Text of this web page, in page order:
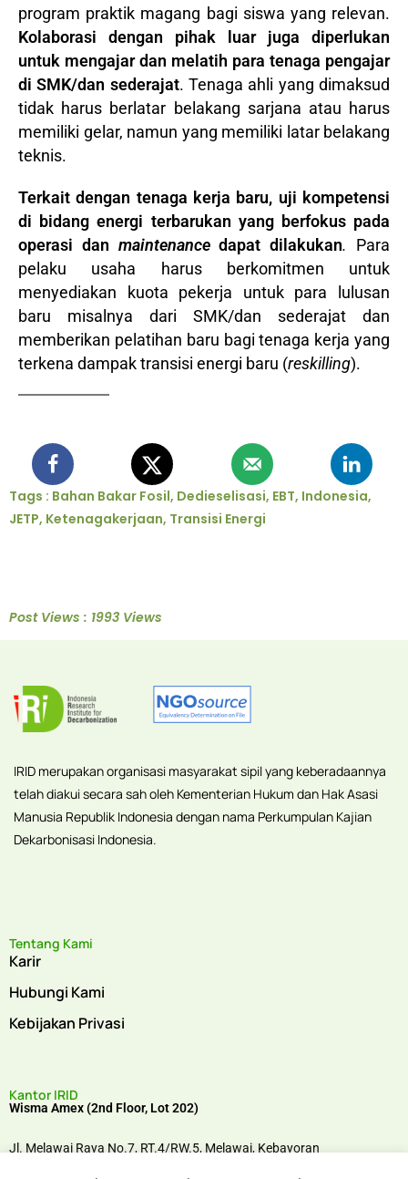
program praktik magang bagi siswa yang relevan.
Kolaborasi dengan pihak luar juga diperlukan
untuk mengajar dan melatih para tenaga pengajar
di SMK/dan sederajat. Tenaga ahli yang dimaksud
tidak harus berlatar belakang sarjana atau harus
memiliki gelar, namun yang memiliki latar belakang
teknis.
Terkait dengan tenaga kerja baru, uji kompetensi
di bidang energi terbarukan yang berfokus pada
operasi dan maintenancedapat dilakukan. Para
pelaku usaha harus berkomitmen untuk
menyediakan kuota pekerja untuk para lulusan
baru misalnya dari SMK/dan sederajat dan
memberikan pelatihan baru bagi tenaga kerja yang
terkena dampak transisi energi baru (reskilling).
Tags : Bahan Bakar Fosil, Dedieselisasi, EBT, Indonesia,
JETP, Ketenagakerjaan, Transisi Energi
Post Views : 1993 Views
IRID merupakan organisasi masyarakat sipil yang keberadaannya
telah diakui secara sah oleh Kementerian Hukum dan Hak Asasi
Manusia Republik Indonesia dengan nama Perkumpulan Kajian
Dekarbonisasi Indonesia.
Tentang Kami
Karir
Hubungi Kami
Kebijakan Privasi
Kantor IRID
Wisma Amex (2nd Floor, Lot 202)
Jl. Melawai Raya No.7, RT.4/RW.5, Melawai, Kebayoran